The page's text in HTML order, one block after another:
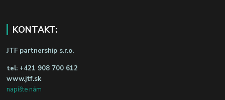
KONTAKT:
JTF partnership s.r.o.
tel: +421 908 700 612
www.jtf.sk
napíšte nám